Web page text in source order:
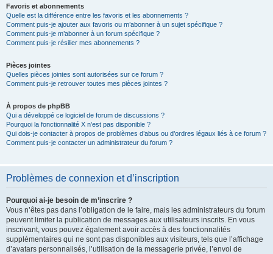
Favoris et abonnements
Quelle est la différence entre les favoris et les abonnements ?
Comment puis-je ajouter aux favoris ou m’abonner à un sujet spécifique ?
Comment puis-je m’abonner à un forum spécifique ?
Comment puis-je résilier mes abonnements ?
Pièces jointes
Quelles pièces jointes sont autorisées sur ce forum ?
Comment puis-je retrouver toutes mes pièces jointes ?
À propos de phpBB
Qui a développé ce logiciel de forum de discussions ?
Pourquoi la fonctionnalité X n’est pas disponible ?
Qui dois-je contacter à propos de problèmes d’abus ou d’ordres légaux liés à ce forum ?
Comment puis-je contacter un administrateur du forum ?
Problèmes de connexion et d’inscription
Pourquoi ai-je besoin de m’inscrire ?
Vous n’êtes pas dans l’obligation de le faire, mais les administrateurs du forum
peuvent limiter la publication de messages aux utilisateurs inscrits. En vous
inscrivant, vous pouvez également avoir accès à des fonctionnalités
supplémentaires qui ne sont pas disponibles aux visiteurs, tels que l’affichage
d’avatars personnalisés, l’utilisation de la messagerie privée, l’envoi de